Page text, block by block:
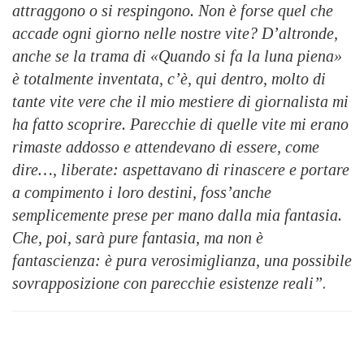
attraggono o si respingono. Non è forse quel che
accade ogni giorno nelle nostre vite? D’altronde,
anche se la trama di «Quando si fa la luna piena»
è totalmente inventata, c’è, qui dentro, molto di
tante vite vere che il mio mestiere di giornalista mi
ha fatto scoprire. Parecchie di quelle vite mi erano
rimaste addosso e attendevano di essere, come
dire…, liberate: aspettavano di rinascere e portare
a compimento i loro destini, foss’anche
semplicemente prese per mano dalla mia fantasia.
Che, poi, sarà pure fantasia, ma non è
fantascienza: è pura verosimiglianza, una possibile
sovrapposizione con parecchie esistenze reali”.